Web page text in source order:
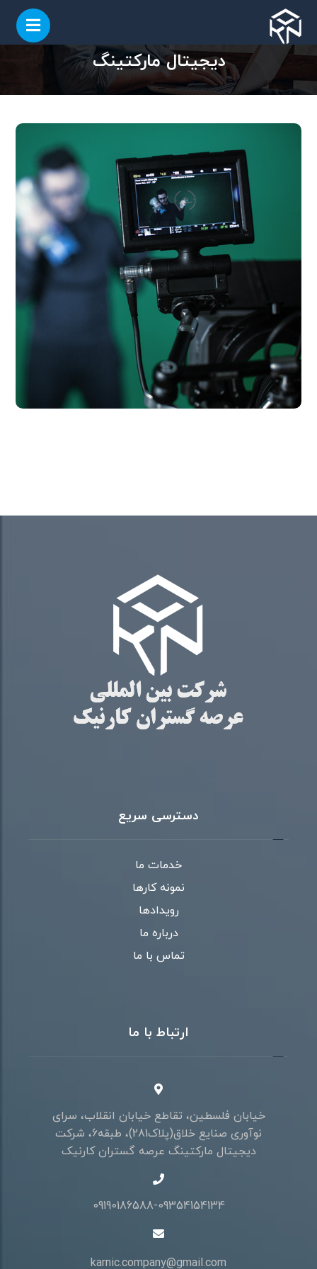
دیجیتال مارکتینگ
دسترسی سریع
خدمات ما
نمونه کارها
رویدادها
درباره ما
تماس با ما
ارتباط با ما
خیابان فلسطین، تقاطع خیابان انقلاب، سرای
نوآوری صنایع خلاق(پلاک281)، طبقه6، شرکت
دیجیتال مارکتینگ عرصه گستران کارنیک
09190186588-09354154134
karnic.company@gmail.com